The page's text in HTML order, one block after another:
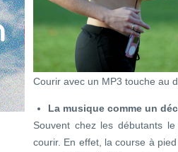
Courir avec un MP3 touche au
La musique comme un
Souvent chez les débutants
courir. En effet, la course à